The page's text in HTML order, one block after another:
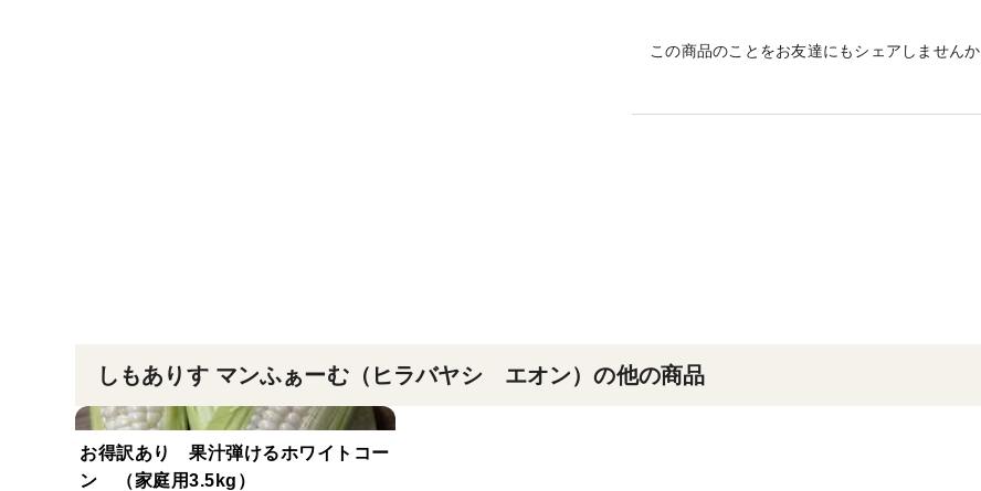
この商品のことをお友達にもシェアしませんか
しもありす マンふぁーむ（ヒラバヤシ エオン）の他の商品
お得訳あり 果汁弾けるホワイトコー
ン （家庭用3.5kg）